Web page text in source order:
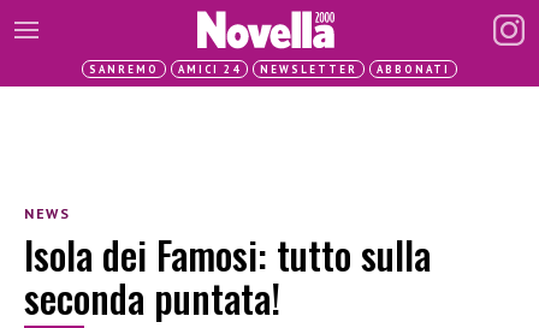
SANREMO AMICI 24 NEWSLETTER ABBONATI
NEWS
Isola dei Famosi: tutto sulla
seconda puntata!